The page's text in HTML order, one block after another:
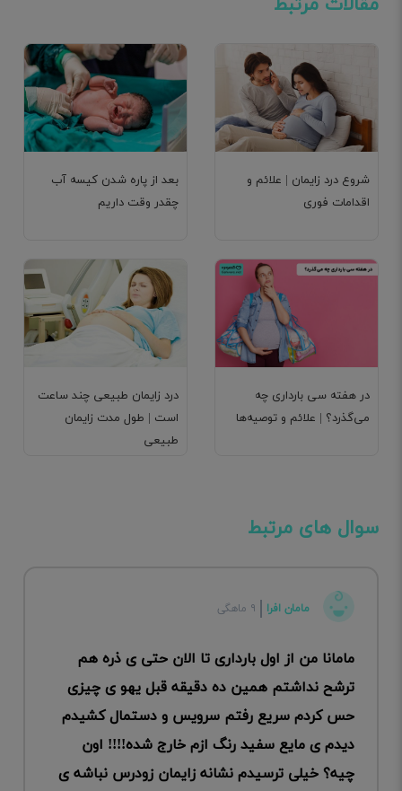
مقالات مرتبط
بعد از پاره شدن کیسه آب
چقدر وقت داریم
شروع درد زایمان | علائم و
اقدامات فوری
درد زایمان طبیعی چند ساعت
است | طول مدت زایمان
طبیعی
در هفته سی بارداری چه
می‌گذرد؟ | علائم و توصیه‌ها
سوال های مرتبط
مامان افرا ۹ ماهگی
مامانا من از اول بارداری تا الان حتی ی ذره هم
ترشح نداشتم همین ده دقیقه قبل یهو ی چیزی
حس کردم سریع رفتم سرویس و دستمال کشیدم
دیدم ی مایع سفید رنگ ازم خارج شده!!!! اون
چیه؟ خیلی ترسیدم نشانه زایمان زودرس نباشه ی